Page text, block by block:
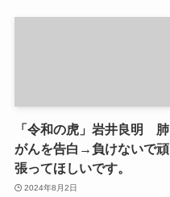
「令和の虎」岩井良明 肺
がんを告白→負けないで頑
張ってほしいです。
2024年8月2日